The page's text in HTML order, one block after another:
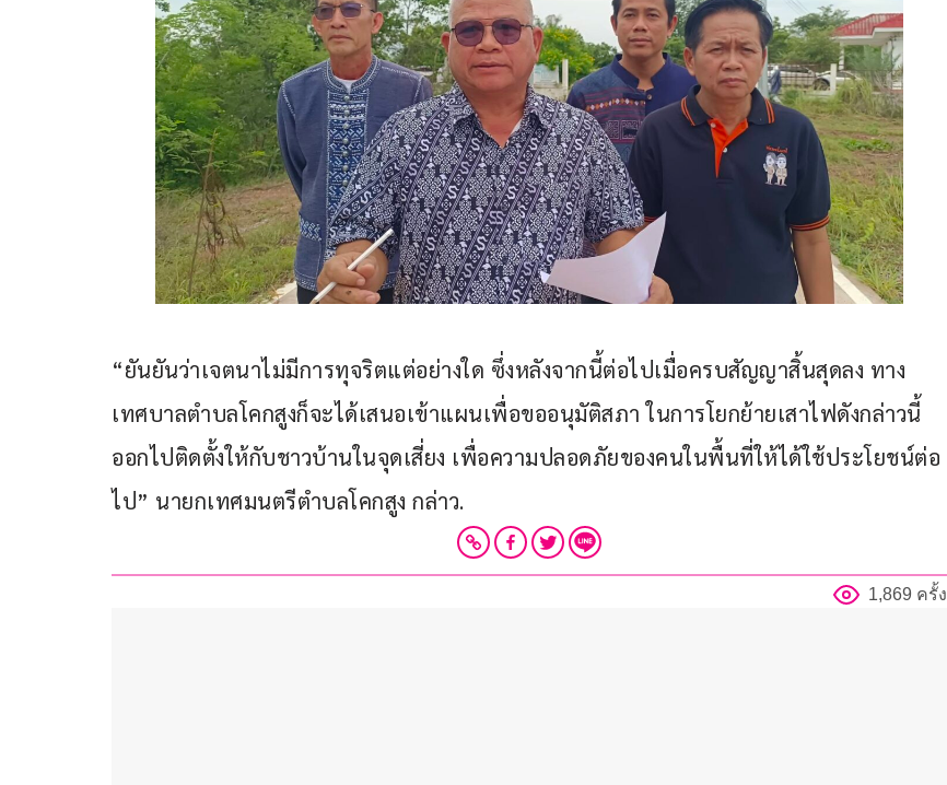
“ยันยันว่าเจตนาไม่มีการทุจริตแต่อย่างใด ซึ่งหลังจากนี้ต่อไปเมื่อครบสัญญาสิ้นสุดลง ทาง
เทศบาลตำบลโคกสูงก็จะได้เสนอเข้าแผนเพื่อขออนุมัติสภา ในการโยกย้ายเสาไฟดังกล่าวนี้
ออกไปติดตั้งให้กับชาวบ้านในจุดเสี่ยง เพื่อความปลอดภัยของคนในพื้นที่ให้ได้ใช้ประโยชน์ต่อ
ไป” นายกเทศมนตรีตำบลโคกสูง กล่าว.
1,869 ครั้ง